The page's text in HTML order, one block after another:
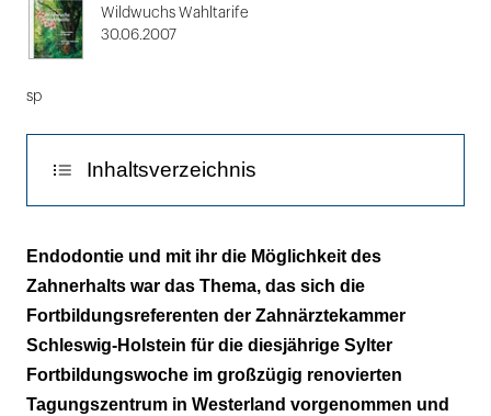
2
Wildwuchs Wahltarife
30.06.2007
sp
Inhaltsverzeichnis
Scheu vor Investitionen
Wurzelwerk
Endodontie und mit ihr die Möglichkeit des
Zahnerhalts war das Thema, das sich die
Fortbildungsreferenten der Zahnärztekammer
Schleswig-Holstein für die diesjährige Sylter
Fortbildungswoche im großzügig renovierten
Tagungszentrum in Westerland vorgenommen und